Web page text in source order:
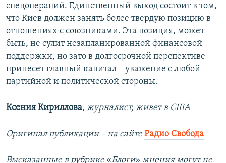
спецопераций. Единственный выход состоит в том,
что Киев должен занять более твердую позицию в
отношениях с союзниками. Эта позиция, может
быть, не сулит незапланированной финансовой
поддержки, но зато в долгосрочной перспективе
принесет главный капитал – уважение с любой
партийной и политической стороны.
Ксения Кириллова, журналист, живет в США
Оригинал публикации – на сайтеРадио Свобода
Высказанные в рубрике «​Блоги»​ мнения могут не